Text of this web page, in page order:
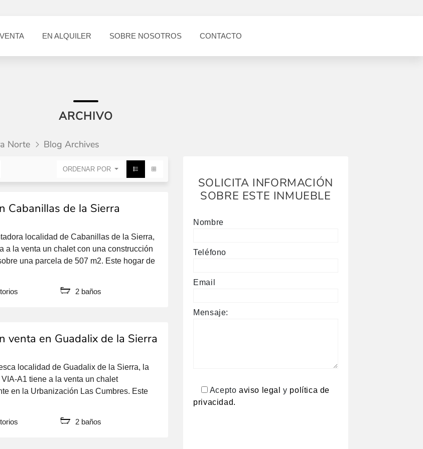
EN ALQUILER SOBRE NOSOTROS CONTACTO
ARCHIVO
Norte Blog Archives
ORDENAR POR
Cabanillas de la Sierra
localidad de Cabanillas de la Sierra,
a la venta un chalet con una construcción
una parcela de 507 m2. Este hogar de
entrar, te recibe un amplio hall recibidor que
2 baños
venta en Guadalix de la Sierra
localidad de Guadalix de la Sierra, la
VIA-A1 tiene a la venta un chalet
en la Urbanización Las Cumbres. Este
construidos y se asienta en una parcela de
2 baños
SOLICITA INFORMACIÓN
SOBRE ESTE INMUEBLE
Nombre
Teléfono
Email
Mensaje:
Acepto aviso legal y política de
privacidad.